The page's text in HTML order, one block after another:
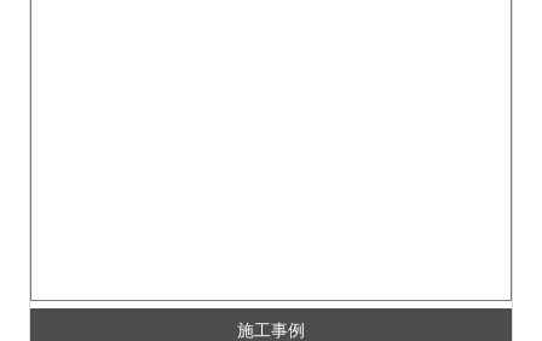
施工事例